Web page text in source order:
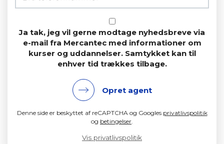
Ja tak, jeg vil gerne modtage nyhedsbreve via
e-mail fra Mercantec med informationer om
kurser og uddannelser. Samtykket kan til
enhver tid trækkes tilbage.
Opret agent
Denne side er beskyttet af reCAPTCHA og Googles privatlivspolitik
og betingelser.
Vis privatlivspolitik